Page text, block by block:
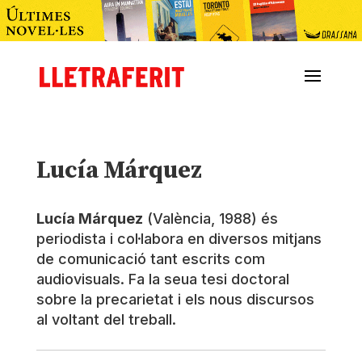
Lucía Márquez
Lucía Márquez (València, 1988) és
periodista i col·labora en diversos mitjans
de comunicació tant escrits com
audiovisuals. Fa la seua tesi doctoral
sobre la precarietat i els nous discursos
al voltant del treball.